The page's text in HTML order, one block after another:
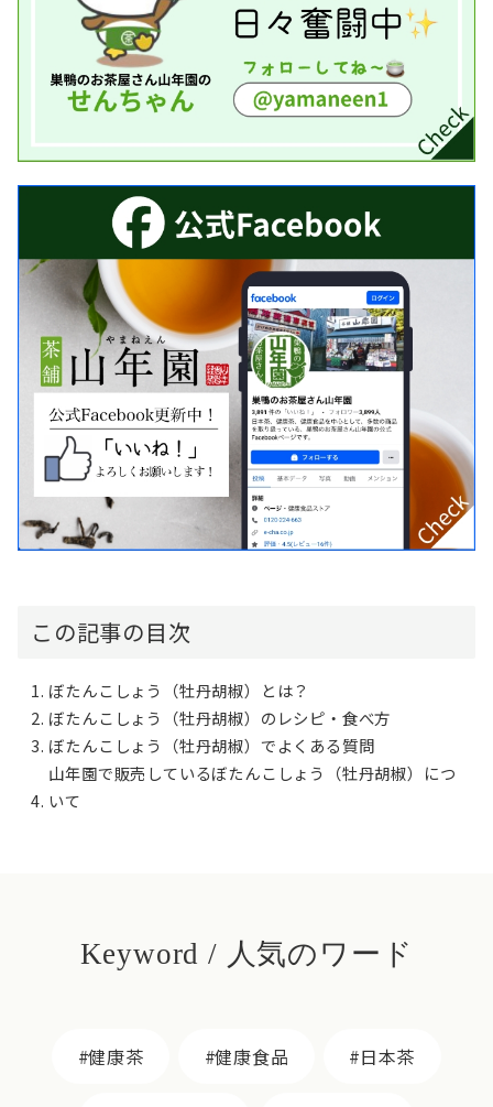
この記事の目次
ぼたんこしょう（牡丹胡椒）とは？
ぼたんこしょう（牡丹胡椒）のレシピ・食べ方
ぼたんこしょう（牡丹胡椒）でよくある質問
山年園で販売しているぼたんこしょう（牡丹胡椒）につ
いて
Keyword / 人気のワード
健康茶 健康食品 日本茶